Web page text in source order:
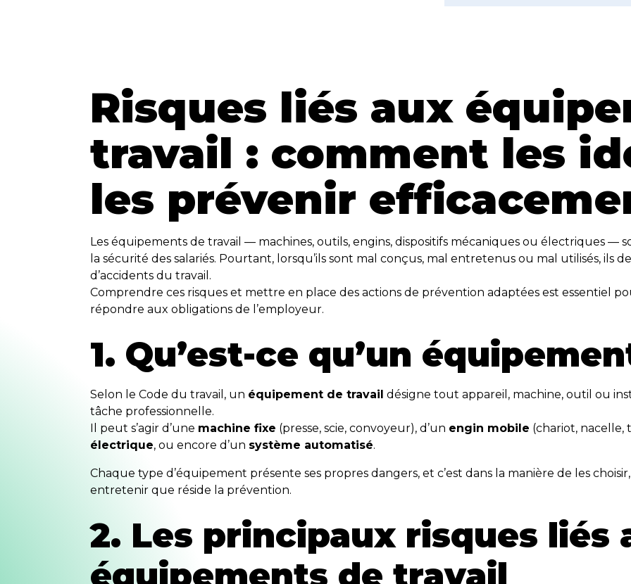
Risques liés aux
travail : comment les
les prévenir
Les équipements de travail — machines, outils, engins, dispositifs mécaniques ou électriques —
la sécurité des salariés. Pourtant, lorsqu’ils sont mal conçus, mal entretenus ou mal utilisés, ils
d’accidents du travail.
Comprendre ces risques et mettre en place des actions de prévention adaptées est essentiel
répondre aux obligations de l’employeur.
1. Qu’est-ce qu’un
Selon le Code du travail, un équipement de travail désigne tout appareil, machine, outil ou
tâche professionnelle.
Il peut s’agir d’une machine fixe (presse, scie, convoyeur), d’un engin mobile (chariot, nacelle,
électrique, ou encore d’un système automatisé.
Chaque type d’équipement présente ses propres dangers, et c’est dans la manière de les
entretenir que réside la prévention.
2. Les principaux risques liés
équipements de travail